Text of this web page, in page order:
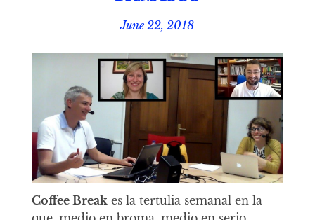
June 22, 2018
Coffee Breakes la tertulia semanal en la